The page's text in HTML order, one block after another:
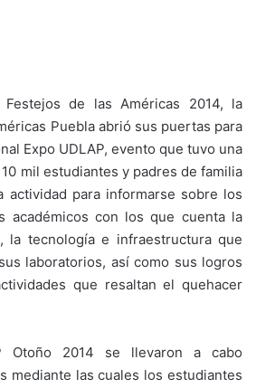
de las Américas 2014, la
Puebla abrió sus puertas para
Expo UDLAP, evento que tuvo una
mil estudiantes y padres de familia
actividad para informarse sobre los
académicos con los que cuenta la
la tecnología e infraestructura que
laboratorios, así como sus logros
que resaltan el quehacer
Otoño 2014 se llevaron a cabo
mediante las cuales los estudiantes